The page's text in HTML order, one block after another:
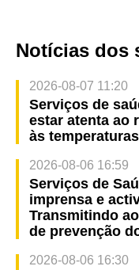
Notícias dos
2026-08-07 11:20
Serviços de
estar atenta ao
às
2026-08-06 16:59
Serviços de
imprensa e
Transmitindo
de prevenção
2026-08-06 16:30